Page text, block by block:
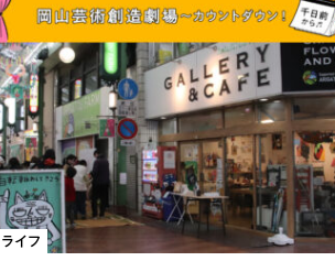
ライフ